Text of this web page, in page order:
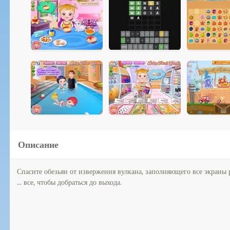
Описание
Спасите обезьян от извержения вулкана, заполняющего все
... все, чтобы добраться до выхода.